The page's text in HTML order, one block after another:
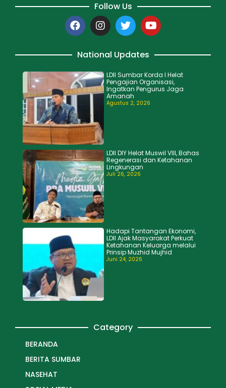
Follow Us
National Updates
LDII Sumbar Korda I Helat
Pengajian Organisasi,
Ingatkan Pengurus Jaga
Amanah
Agustus 2, 2026
LDII DIY Helat Muswil VIII, Bahas
Regenerasi dan Ketahanan
Lingkungan
Juli 26, 2026
Hadapi Tantangan Ekonomi,
LDII Ajak Masyarakat Perkuat
Ketahanan Keluarga melalui
Prinsip Muzhid Mujhid
Juni 24, 2026
Category
BERANDA
BERITA SUMBAR
NASEHAT